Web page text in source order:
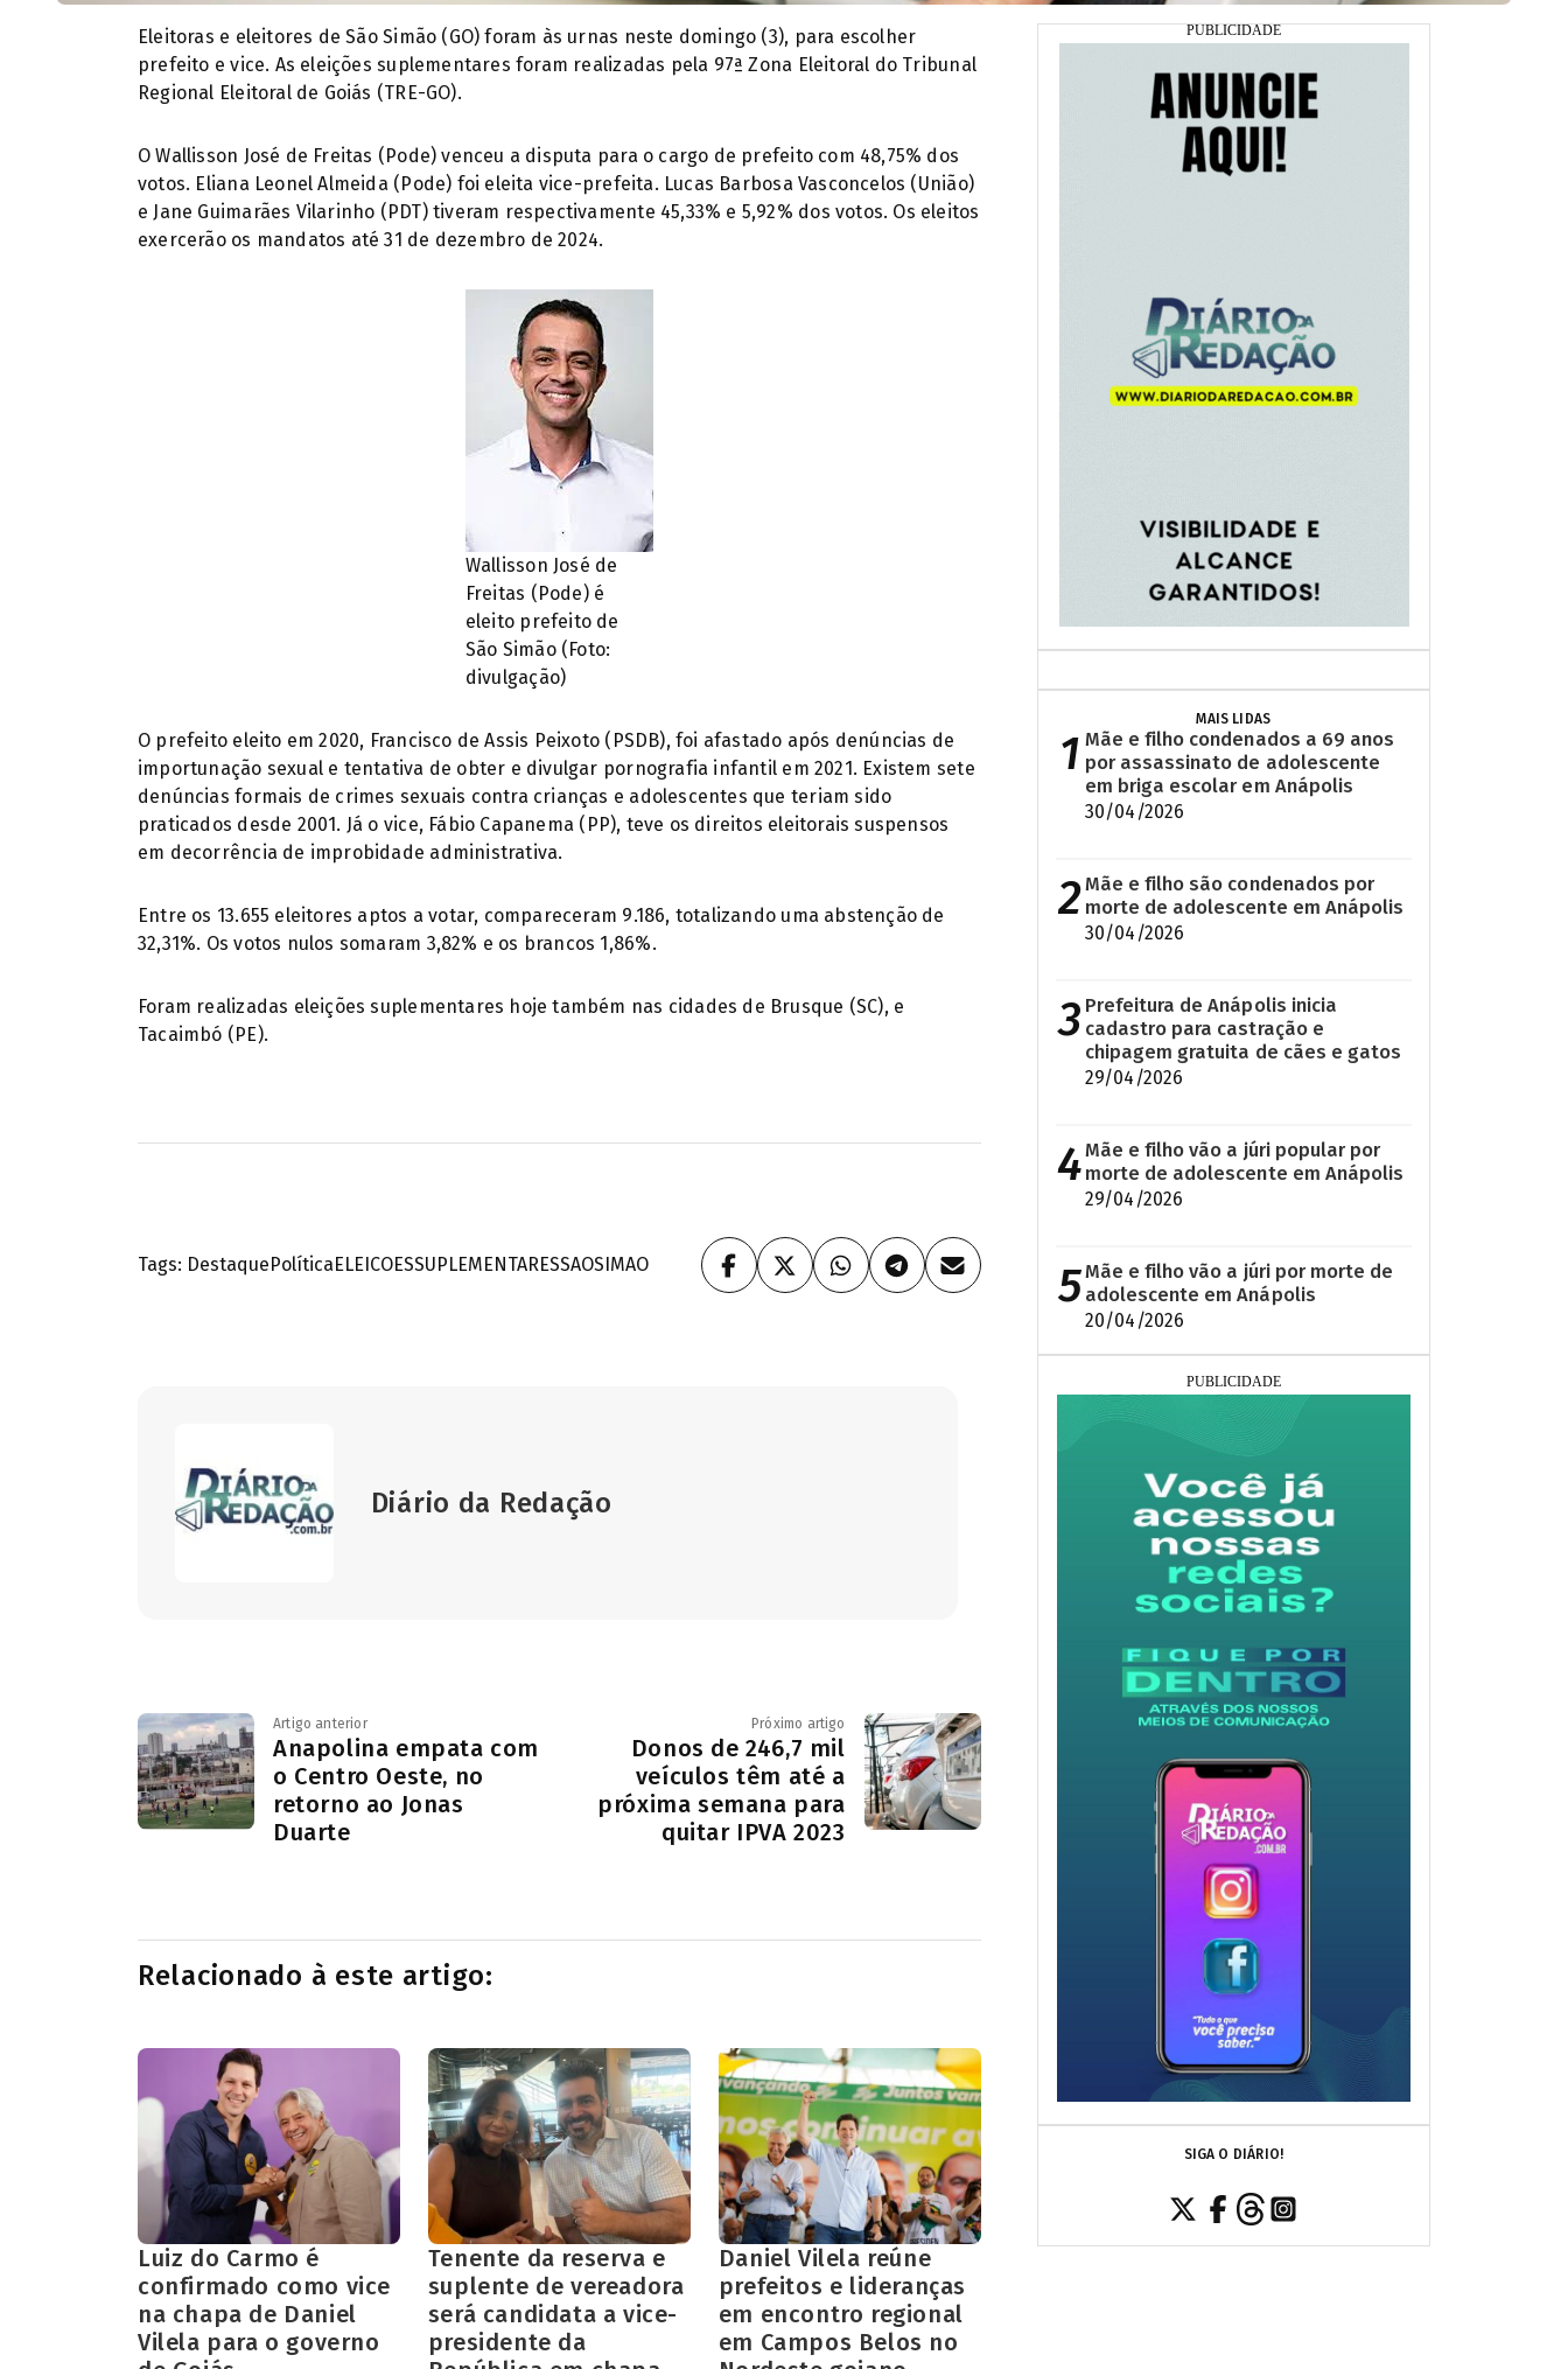
Eleitoras e eleitores de São Simão (GO) foram às urnas neste domingo (3), para escolher
prefeito e vice. As eleições suplementares foram realizadas pela 97ª Zona Eleitoral do Tribunal
Regional Eleitoral de Goiás (TRE-GO).
O Wallisson José de Freitas (Pode) venceu a disputa para o cargo de prefeito com 48,75% dos
votos. Eliana Leonel Almeida (Pode) foi eleita vice-prefeita. Lucas Barbosa Vasconcelos (União)
e Jane Guimarães Vilarinho (PDT) tiveram respectivamente 45,33% e 5,92% dos votos. Os eleitos
exercerão os mandatos até 31 de dezembro de 2024.
Wallisson José de
Freitas (Pode) é
eleito prefeito de
São Simão (Foto:
divulgação)
O prefeito eleito em 2020, Francisco de Assis Peixoto (PSDB), foi afastado após denúncias de
importunação sexual e tentativa de obter e divulgar pornografia infantil em 2021. Existem sete
denúncias formais de crimes sexuais contra crianças e adolescentes que teriam sido
praticados desde 2001. Já o vice, Fábio Capanema (PP), teve os direitos eleitorais suspensos
em decorrência de improbidade administrativa.
Entre os 13.655 eleitores aptos a votar, compareceram 9.186, totalizando uma abstenção de
32,31%. Os votos nulos somaram 3,82% e os brancos 1,86%.
Foram realizadas eleições suplementares hoje também nas cidades de Brusque (SC), e
Tacaimbó (PE).
Tags: DestaquePolíticaELEICOESSUPLEMENTARESSAOSIMAO
Diário da Redação
Artigo anterior
Anapolina empata com
o Centro Oeste, no
retorno ao Jonas
Duarte
Próximo artigo
Donos de 246,7 mil
veículos têm até a
próxima semana para
quitar IPVA 2023
Relacionado à este artigo:
Luiz do Carmo é
confirmado como vice
na chapa de Daniel
Vilela para o governo
Tenente da reserva e
suplente de vereadora
será candidata a vice-
presidente da
Daniel Vilela reúne
prefeitos e lideranças
em encontro regional
em Campos Belos no
MAIS LIDAS
1 Mãe e filho condenados a 69 anos
por assassinato de adolescente
em briga escolar em Anápolis
30/04/2026
2Mãe e filho são condenados por
morte de adolescente em Anápolis
30/04/2026
3 Prefeitura de Anápolis inicia
cadastro para castração e
chipagem gratuita de cães e gatos
29/04/2026
4Mãe e filho vão a júri popular por
morte de adolescente em Anápolis
29/04/2026
5Mãe e filho vão a júri por morte de
adolescente em Anápolis
20/04/2026
SIGA O DIÁRIO!